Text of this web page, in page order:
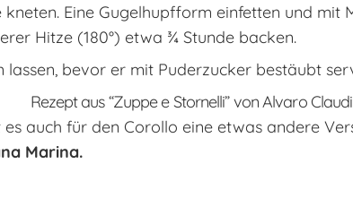
Eine Gugelhupfform einfetten und mit
Hitze (180°) etwa ¾ Stunde backen.
bevor er mit Puderzucker bestäubt
Rezept aus “Zuppe e Stornelli” von Alvaro
auch für den Corollo eine etwas andere
Marina.